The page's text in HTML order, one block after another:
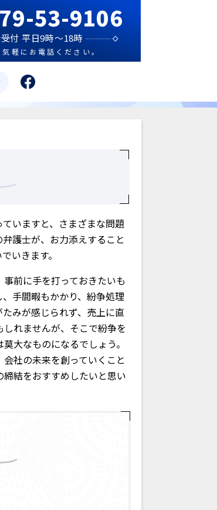
53-9106
付 平日9時～18時
軽にお電話ください。
いますと、さまざまな問題
護士が、お力添えすること
いきます。
前に手を打っておきたいも
手間暇もかかり、紛争処理
みが感じられず、売上に直
れませんが、そこで紛争を
大なものになるでしょう。
社の未来を創っていくこと
締結をおすすめしたいと思い